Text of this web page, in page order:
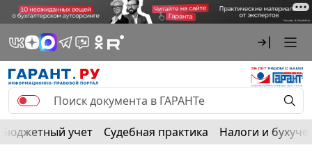
Бюджетный учет Судебная практика Налоги и